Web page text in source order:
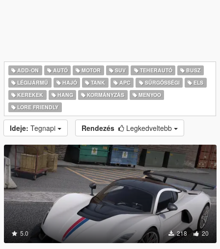
ADD-ON AUTÓ MOTOR SUV TEHERAUTÓ
BUSZ
LÉGIJÁRMŰ
HAJÓ TANK APC SŰRGŐSSÉGI
ELS
KEREKEK
HANG KORMÁNYZÁS
MENYOO
LORE FRIENDLY
Ideje: Tegnapi Rendezés Legkedveltebb
5.0 218 20